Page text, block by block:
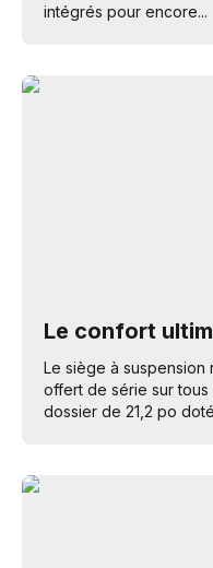
intégrés pour encore...
Le confort
Le siège à suspension
offert de série sur
dossier de 21,2 po